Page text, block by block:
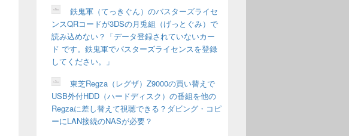
鉄鬼軍（てっきぐん）のバスターズライセ
ンスQRコードが3DSの月兎組（げっとぐみ）で
読み込めない？「データ登録されていないカー
ド です。鉄鬼軍でバスターズライセンスを登録
してください。」
東芝Regza（レグザ）Z9000の買い替えで
USB外付HDD（ハードディスク）の番組を他の
Regzaに差し替えて視聴できる？ダビング・コピ
ーにLAN接続のNASが必要？